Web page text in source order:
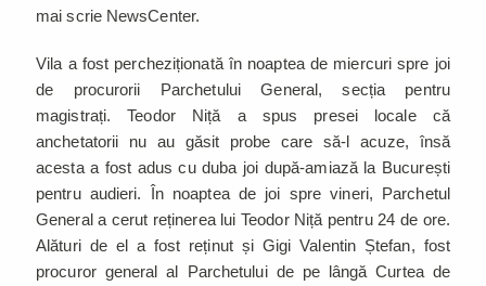
mai scrie NewsCenter.
Vila a fost percheziționată în noaptea de miercuri spre joi
de procurorii Parchetului General, secția pentru
magistrați. Teodor Niță a spus presei locale că
anchetatorii nu au găsit probe care să-l acuze, însă
acesta a fost adus cu duba joi după-amiază la București
pentru audieri. În noaptea de joi spre vineri, Parchetul
General a cerut reținerea lui Teodor Niță pentru 24 de ore.
Alături de el a fost reținut și Gigi Valentin Ștefan, fost
procuror general al Parchetului de pe lângă Curtea de